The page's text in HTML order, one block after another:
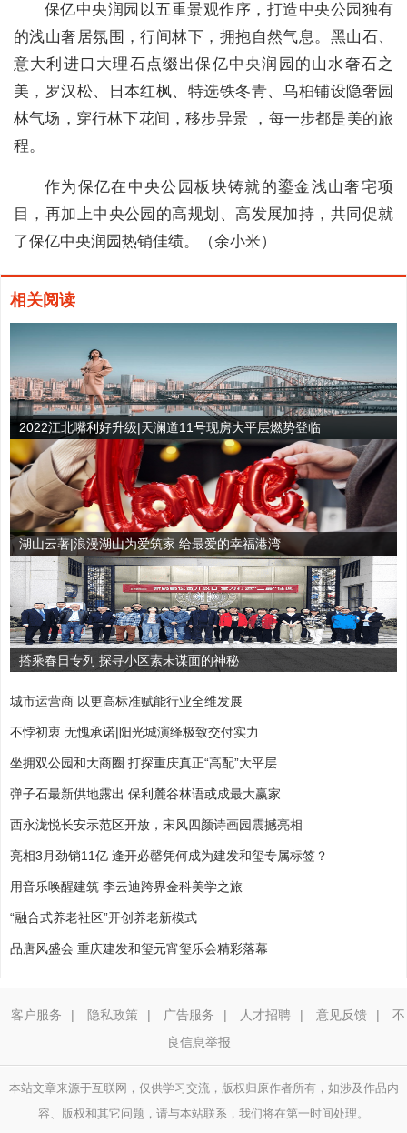
保亿中央润园以五重景观作序，打造中央公园独有
的浅山奢居氛围，行间林下，拥抱自然气息。黑山石、
意大利进口大理石点缀出保亿中央润园的山水奢石之
美，罗汉松、日本红枫、特选铁冬青、乌桕铺设隐奢园
林气场，穿行林下花间，移步异景 ，每一步都是美的旅
程。
作为保亿在中央公园板块铸就的鎏金浅山奢宅项
目，再加上中央公园的高规划、高发展加持，共同促就
了保亿中央润园热销佳绩。（余小米）
相关阅读
2022江北嘴利好升级|天澜道11号现房大平层燃势登临
湖山云著|浪漫湖山为爱筑家 给最爱的幸福港湾
搭乘春日专列 探寻小区素未谋面的神秘
城市运营商 以更高标准赋能行业全维发展
不悖初衷 无愧承诺|阳光城演绎极致交付实力
坐拥双公园和大商圈 打探重庆真正“高配”大平层
弹子石最新供地露出 保利麓谷林语或成最大赢家
西永泷悦长安示范区开放，宋风四颜诗画园震撼亮相
亮相3月劲销11亿 逢开必罄凭何成为建发和玺专属标签？
用音乐唤醒建筑 李云迪跨界金科美学之旅
“融合式养老社区”开创养老新模式
品唐风盛会 重庆建发和玺元宵玺乐会精彩落幕
客户服务 | 隐私政策 | 广告服务 | 人才招聘 | 意见反馈 |
不
良信息举报
本站文章来源于互联网，仅供学习交流，版权归原作者所有，如涉及作品内
容、版权和其它问题，请与本站联系，我们将在第一时间处理。